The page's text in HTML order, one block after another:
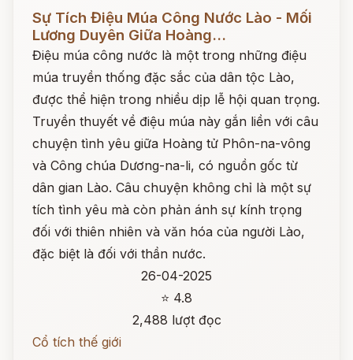
Sự Tích Điệu Múa Công Nước Lào - Mối
Lương Duyên Giữa Hoàng...
Điệu múa công nước là một trong những điệu
múa truyền thống đặc sắc của dân tộc Lào,
được thể hiện trong nhiều dịp lễ hội quan trọng.
Truyền thuyết về điệu múa này gắn liền với câu
chuyện tình yêu giữa Hoàng tử Phôn-na-vông
và Công chúa Dương-na-li, có nguồn gốc từ
dân gian Lào. Câu chuyện không chỉ là một sự
tích tình yêu mà còn phản ánh sự kính trọng
đối với thiên nhiên và văn hóa của người Lào,
đặc biệt là đối với thần nước.
26-04-2025
⭐ 4.8
2,488 lượt đọc
Cổ tích thế giới